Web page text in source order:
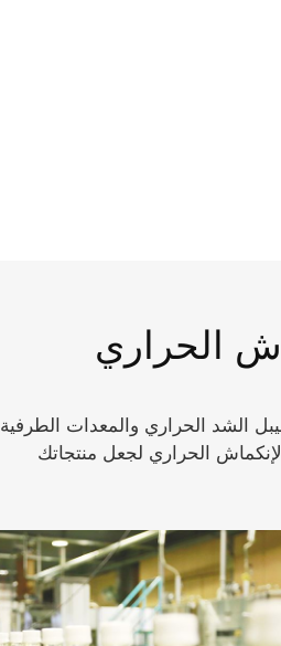
الحراري
الشد الحراري والمعدات الطرفية
الحراري لجعل منتجاتك